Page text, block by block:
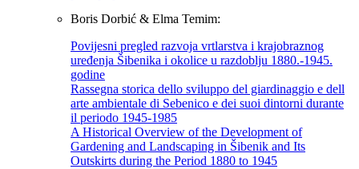
Boris Dorbić & Elma Temim:
Povijesni pregled razvoja vrtlarstva i krajobraznog
uređenja Šibenika i okolice u razdoblju 1880.-1945.
godine
Rassegna storica dello sviluppo del giardinaggio e dell
arte ambientale di Sebenico e dei suoi dintorni durante
il periodo 1945-1985
A Historical Overview of the Development of
Gardening and Landscaping in Šibenik and Its
Outskirts during the Period 1880 to 1945